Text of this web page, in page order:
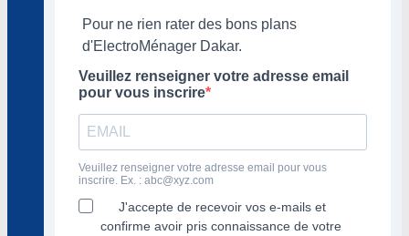
Pour ne rien rater des bons plans
d'ElectroMénager Dakar.
Veuillez renseigner votre adresse email
pour vous inscrire
Veuillez renseigner votre adresse email pour vous
inscrire. Ex. : abc@xyz.com
J'accepte de recevoir vos e-mails et
confirme avoir pris connaissance de votre